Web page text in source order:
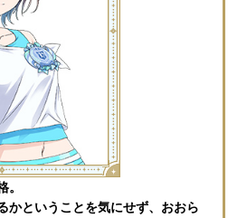
。
かということを気にせず、おおら